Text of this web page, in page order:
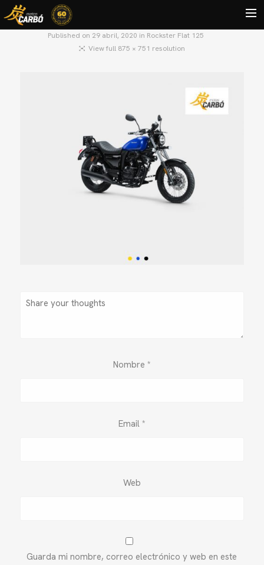
Published on 29 abril, 2020 in Rockster Flat 125
View full 875 × 751 resolution
Nombre *
Email *
Web
Guarda mi nombre, correo electrónico y web en este